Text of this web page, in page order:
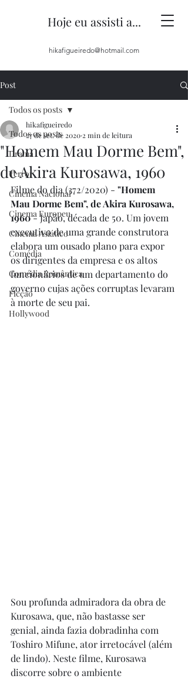
Hoje eu assisti a...
hikafigueiredo@hotmail.com
Post
Todos os posts
Drama
Terror
Cinema Nacional
Cinema Europeu
Cinema Asiático
Comédia
Comédia Romântica
Ficção
Hollywood
Todos os posts
"Homem Mau Dorme Bem",
de Akira Kurosawa, 1960
hikafigueiredo
27 de set. de 2020 2 min de leitura
Filme do dia (372/2020) - "Homem
Mau Dorme Bem", de Akira Kurosawa,
1960 - Japão, década de 50. Um jovem
executivo de uma grande construtora
elabora um ousado plano para expor
os dirigentes da empresa e os altos
funcionários de um departamento do
governo cujas ações corruptas levaram
à morte de seu pai.
Sou profunda admiradora da obra de
Kurosawa, que, não bastasse ser
genial, ainda fazia dobradinha com
Toshiro Mifune, ator irretocável (além
de lindo). Neste filme, Kurosawa
discorre sobre o ambiente